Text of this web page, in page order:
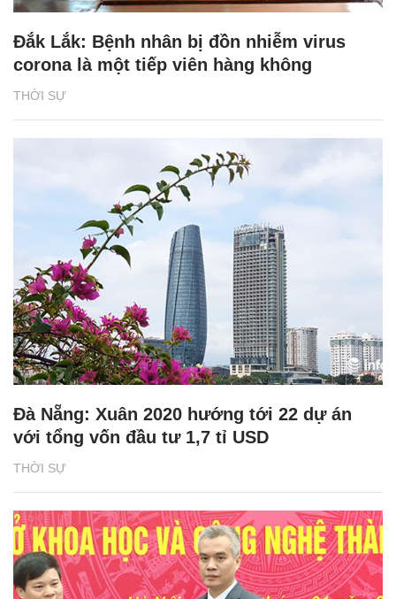
THỜI SỰ
Đắk Lắk: Bệnh nhân bị đồn nhiễm virus
corona là một tiếp viên hàng không
THỜI SỰ
Đà Nẵng: Xuân 2020 hướng tới 22 dự án
với tổng vốn đầu tư 1,7 tỉ USD